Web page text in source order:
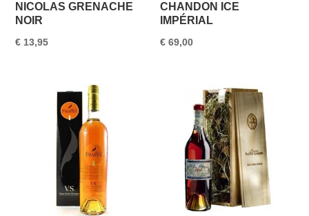
NICOLAS GRENACHE
NOIR
€ 13,95
CHANDON ICE
IMPÉRIAL
€ 69,00